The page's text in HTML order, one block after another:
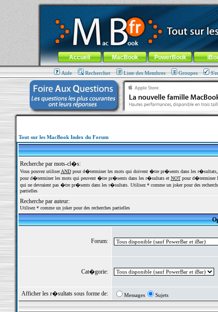
MacBook-fr.com : 100% Apple... 100% nomade !
Aller au contenu-Aller au menu général-Aller au menu de
Menu général
Accueil MacBook PowerBook
Aide Rechercher Liste des Membres Groupes
Tout sur les MacBook Index du Forum
Recherche par mots-cl�s:
Vous pouvez utiliserANDpour d�terminer les mots qui doivent �tre pr�sents dans les
pour d�terminer les mots qui peuvent �tre pr�sents dans les r�sultats et NOTpour d�terminer
qui ne devraient pas �tre pr�sents dans les r�sultats. Utilisez * comme un joker pour des
partielles
Recherche par auteur:
Utilisez * comme un joker pour des recherches partielles
Forum:
Cat�gorie:
Afficher les r�sultats sous forme de: Messages Sujets